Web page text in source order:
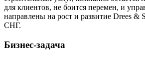
для клиентов, не боится перемен, и
направлены на рост и развитие Drees &
СНГ.
Бизнес-задача